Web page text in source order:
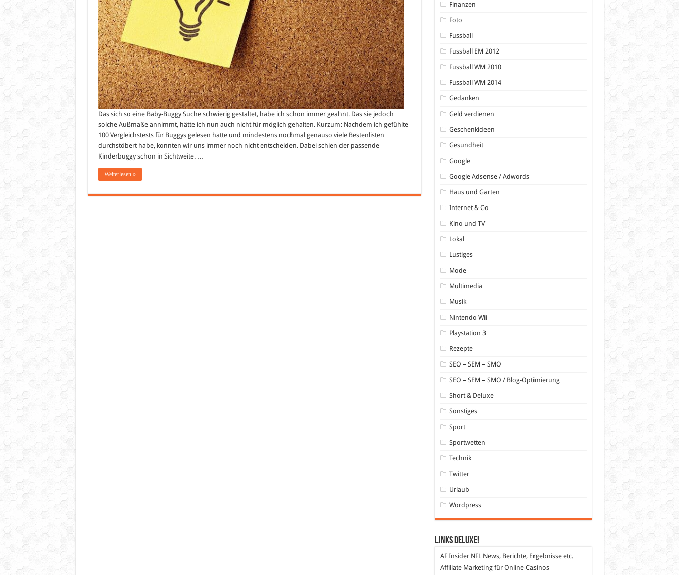
Das sich so eine Baby-Buggy Suche schwierig gestaltet, habe ich schon immer geahnt. Das sie jedoch
solche Außmaße annimmt, hätte ich nun auch nicht für möglich gehalten. Kurzum: Nachdem ich gefühlte
100 Vergleichstests für Buggys gelesen hatte und mindestens nochmal genauso viele Bestenlisten
durchstöbert habe, konnten wir uns immer noch nicht entscheiden. Dabei schien der passende
Kinderbuggy schon in Sichtweite. …
Weiterlesen »
Finanzen
Foto
Fussball
Fussball EM 2012
Fussball WM 2010
Fussball WM 2014
Gedanken
Geld verdienen
Geschenkideen
Gesundheit
Google
Google Adsense / Adwords
Haus und Garten
Internet & Co
Kino und TV
Lokal
Lustiges
Mode
Multimedia
Musik
Nintendo Wii
Playstation 3
Rezepte
SEO – SEM – SMO
SEO – SEM – SMO / Blog-Optimierung
Short & Deluxe
Sonstiges
Sport
Sportwetten
Technik
Twitter
Urlaub
Wordpress
Links DeLuXe!
AF InsiderNFL News, Berichte, Ergebnisse etc.
Affiliate Marketingfür Online-Casinos